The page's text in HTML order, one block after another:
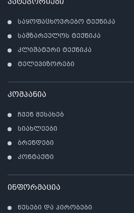
საყოფაცხოვრებო ტექნიკა
სამზარეულოს ტექნიკა
კლიმატური ტექნიკა
ტელევიზორები
კომპანია
ჩვენ შესახებ
სიახლეები
ბრენდები
კონტაქტი
ინფორმაცია
წესები და პირობები